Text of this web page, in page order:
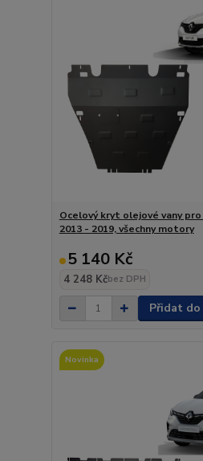
Ocelový kryt olejové vany
2013 - 2019, všechny motory
5 140 Kč
4 248 Kčbez DPH
Přidat do
Novinka